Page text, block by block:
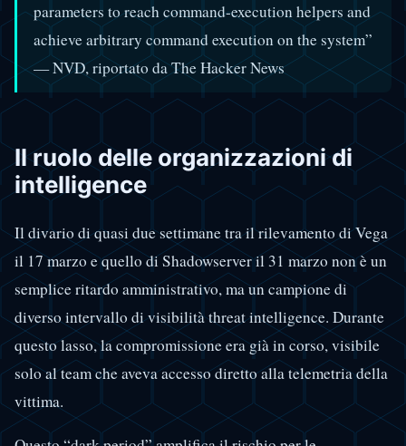
parameters to reach command-execution helpers and
achieve arbitrary command execution on the system”
— NVD, riportato da The Hacker News
Il ruolo delle organizzazioni di
intelligence
Il divario di quasi due settimane tra il rilevamento di Vega
il 17 marzo e quello di Shadowserver il 31 marzo non è un
semplice ritardo amministrativo, ma un campione di
diverso intervallo di visibilità threat intelligence. Durante
questo lasso, la compromissione era già in corso, visibile
solo al team che aveva accesso diretto alla telemetria della
vittima.